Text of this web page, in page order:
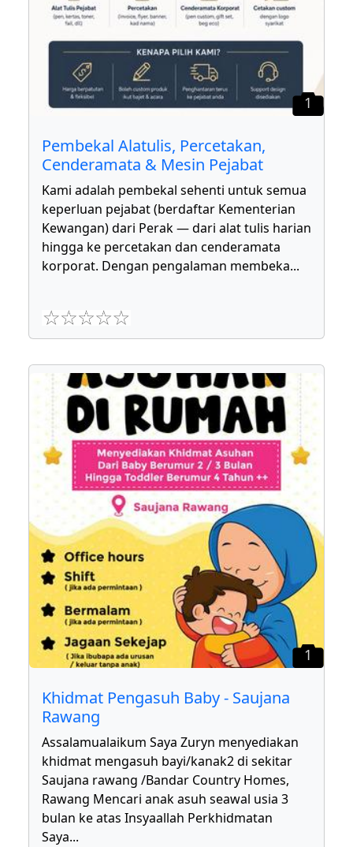
1
Pembekal Alatulis, Percetakan,
Cenderamata & Mesin Pejabat
Kami adalah pembekal sehenti untuk semua
keperluan pejabat (berdaftar Kementerian
Kewangan) dari Perak — dari alat tulis harian
hingga ke percetakan dan cenderamata
korporat. Dengan pengalaman membeka...
1
Khidmat Pengasuh Baby - Saujana
Rawang
Assalamualaikum Saya Zuryn menyediakan
khidmat mengasuh bayi/kanak2 di sekitar
Saujana rawang /Bandar Country Homes,
Rawang Mencari anak asuh seawal usia 3
bulan ke atas Insyaallah Perkhidmatan
Saya...